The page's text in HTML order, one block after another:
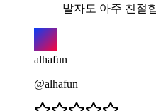
발자도 아주 친절
alhafun
@alhafun